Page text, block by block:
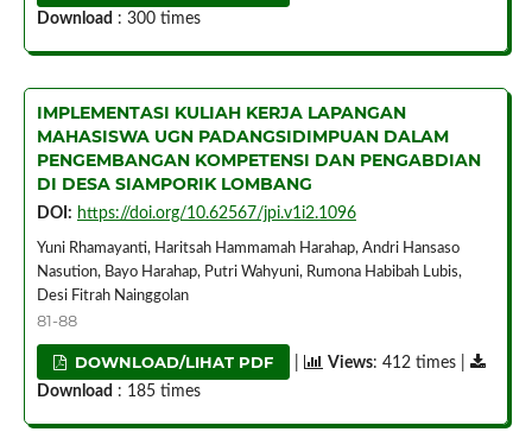
Download : 300 times
IMPLEMENTASI KULIAH KERJA LAPANGAN
MAHASISWA UGN PADANGSIDIMPUAN DALAM
PENGEMBANGAN KOMPETENSI DAN PENGABDIAN
DI DESA SIAMPORIK LOMBANG
DOI: https://doi.org/10.62567/jpi.v1i2.1096
Yuni Rhamayanti, Haritsah Hammamah Harahap, Andri Hansaso
Nasution, Bayo Harahap, Putri Wahyuni, Rumona Habibah Lubis,
Desi Fitrah Nainggolan
81-88
DOWNLOAD/LIHAT PDF Views: 412 times |
Download : 185 times